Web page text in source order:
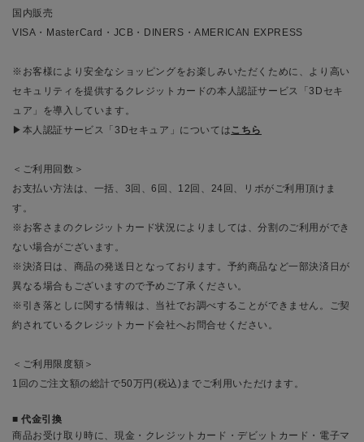
国内販売
VISA・MasterCard・JCB・DINERS・AMERICAN EXPRESS
※お客様により安全なショッピングをお楽しみいただくために、より高い
セキュリティを提供するクレジットカードの本人認証サービス「3Dセキ
ュア」を導入しています。
▶本人認証サービス「3Dセキュア」についてはこちら
＜ご利用回数＞
お支払い方法は、一括、3回、6回、12回、24回、リボがご利用頂けま
す。
※お客さまのクレジットカード状況によりましては、分割のご利用ができ
ない場合がございます。
※決済日は、商品の発送日となっております。予約商品など一部決済日が
異なる場合もございますので予めご了承ください。
※引き落としに関する情報は、当社でお調べすることができません。ご契
約されているクレジットカード会社へお問合せください。
＜ご利用限度額＞
1回のご注文額の総計で50万円(税込)までご利用いただけます。
代金引換
商品お受け取り時に、現金・クレジットカード・デビットカード・電子マ